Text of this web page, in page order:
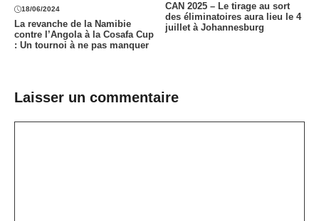
18/06/2024
La revanche de la Namibie
contre l’Angola à la Cosafa Cup
: Un tournoi à ne pas manquer
CAN 2025 – Le tirage au sort
des éliminatoires aura lieu le 4
juillet à Johannesburg
Laisser un commentaire